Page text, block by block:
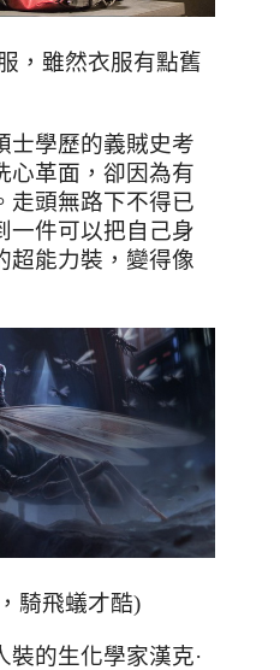
，雖然衣服有點舊
士學歷的義賊史考
心革面，卻因為有
走頭無路下不得已
一件可以把自己身
超能力裝，變得像
騎飛蟻才酷)
裝的生化學家漢克·